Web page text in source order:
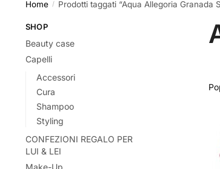
Home / Prodotti taggati “Aqua Allegoria Granada
SHOP
Beauty case
Capelli
Accessori
Cura
Shampoo
Styling
CONFEZIONI REGALO PER
LUI & LEI
Make-Up